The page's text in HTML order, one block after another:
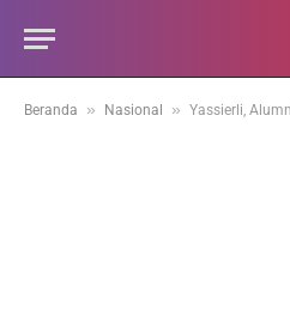
Beranda » Nasional » Yassierli, Alumni